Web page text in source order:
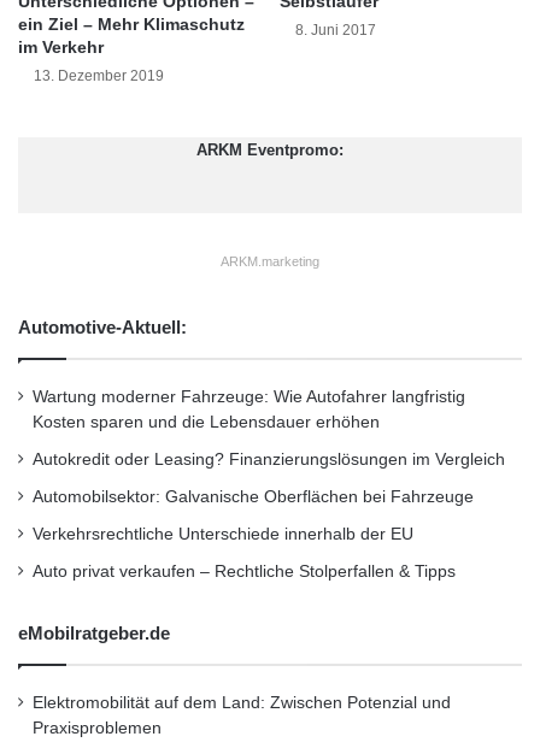
Bild: Mercedes-Benz F 015 Luxury in Motion in San Francisco. Quelle:
jedem Mercedes-Benz. Das macht unsere
Sensorik an Bord. So lässt sich etwa Dank
Effizienz von Plug-In Hybriden spürbar
steigern“, so Prof. Dr. Herbert Kohler, Leiter
Konzernforschung & Nachhaltigkeit bei der
Bis 2017 bringt Mercedes-Benz zehn neue
Plug-In Hybrid Modelle auf den Markt – im
Schnitt ist das alle vier Monate eine Neuheit
mit diesem Hightech-Hybridantrieb. Nach dem
erfolgreich gestarteten S 500 PLUG-IN
n
e
e
ein Ziel – Mehr Klimaschutz
im Verkehr
13. Dezember 2019
8. Juni 2017
ARKM Eventpromo:
ARKM.marketing
Automotive-Aktuell:
Wartung moderner Fahrzeuge: Wie Autofahrer langfristig
Kosten sparen und die Lebensdauer erhöhen
Autokredit oder Leasing? Finanzierungslösungen im Vergleich
Automobilsektor: Galvanische Oberflächen bei Fahrzeuge
Verkehrsrechtliche Unterschiede innerhalb der EU
Auto privat verkaufen – Rechtliche Stolperfallen & Tipps
eMobilratgeber.de
Elektromobilität auf dem Land: Zwischen Potenzial und
Praxisproblemen